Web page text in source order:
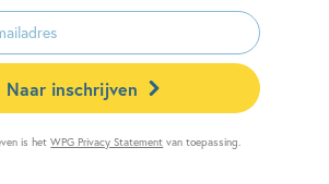
Naar inschrijven
is hetWPG Privacy Statement van toepassing.